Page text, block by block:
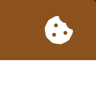
daher längere